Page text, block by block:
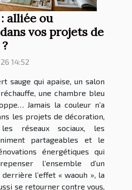
alliée ou
vos projets de
14:52
sauge qui apaise, un salon
une chambre bleu
Jamais la couleur n’a
les projets de décoration,
réseaux sociaux, les
partageables et le
énergétiques qui
l’ensemble d’un
l’effet « waouh », la
se retourner contre vous,